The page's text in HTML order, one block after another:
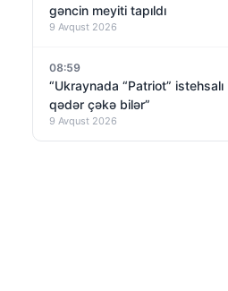
gəncin meyiti tapıldı
9 Avqust 2026
08:59
“Ukraynada “Patriot”
qədər çəkə bilər”
9 Avqust 2026